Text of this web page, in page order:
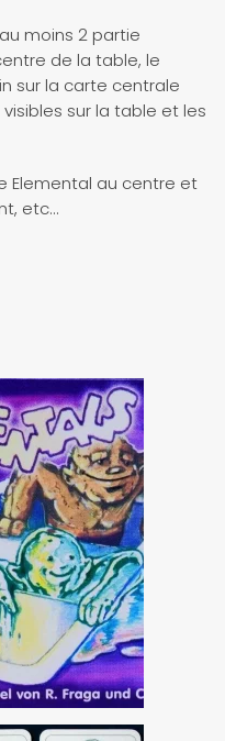
moins 2 partie
de la table, le
sur la carte centrale
visibles sur la table et les
Elemental au centre et
etc…